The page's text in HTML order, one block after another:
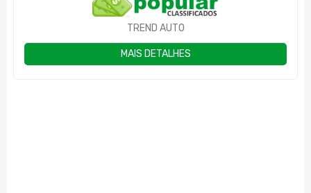
TREND AUTO
MAIS DETALHES